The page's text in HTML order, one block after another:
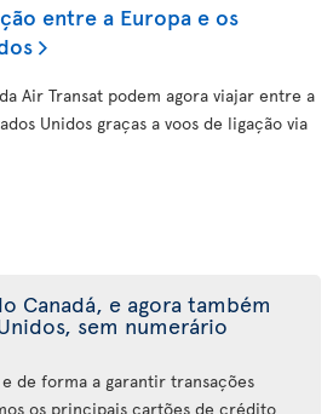
entre a Europa e os
Air Transat podem agora viajar entre a
Unidos graças a voos de ligação via
Canadá, e agora também
sem numerário
de forma a garantir transações
os principais cartões de crédito